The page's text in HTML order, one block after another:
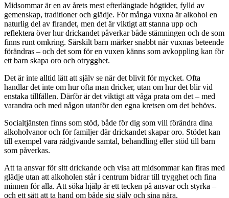
Midsommar är en av årets mest efterlängtade högtider, fylld av
gemenskap, traditioner och glädje. För många vuxna är alkohol en
naturlig del av firandet, men det är viktigt att stanna upp och
reflektera över hur drickandet påverkar både stämningen och de som
finns runt omkring. Särskilt barn märker snabbt när vuxnas beteende
förändras – och det som för en vuxen känns som avkoppling kan för
ett barn skapa oro och otrygghet.
Det är inte alltid lätt att själv se när det blivit för mycket. Ofta
handlar det inte om hur ofta man dricker, utan om hur det blir vid
enstaka tillfällen. Därför är det viktigt att våga prata om det – med
varandra och med någon utanför den egna kretsen om det behövs.
Socialtjänsten finns som stöd, både för dig som vill förändra dina
alkoholvanor och för familjer där drickandet skapar oro. Stödet kan
till exempel vara rådgivande samtal, behandling eller stöd till barn
som påverkas.
Att ta ansvar för sitt drickande och visa att midsommar kan firas med
glädje utan att alkoholen står i centrum bidrar till trygghet och fina
minnen för alla. Att söka hjälp är ett tecken på ansvar och styrka –
och ett sätt att ta hand om både sig själv och sina nära.